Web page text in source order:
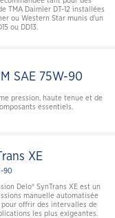
TMA Daimler DT-12 installées
ou Western Star munis d'un
ou DD13.
SAE 75W-90
pression, haute tenue et de
essentiels.
XE
90
Delo® SynTrans XE est un
manuelle automatisée
pour offrir des intervalles de
les plus exigeantes.